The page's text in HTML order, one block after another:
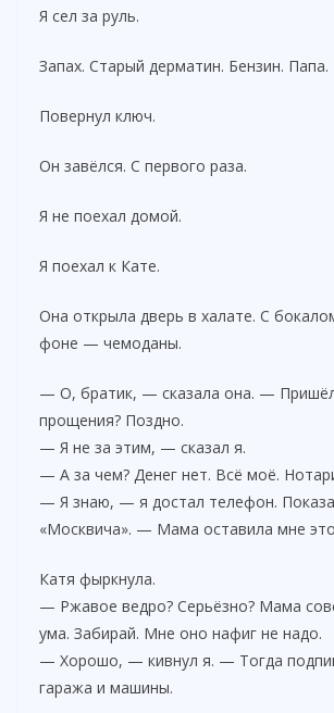
Я сел за руль.
Запах. Старый дерматин. Бензин. Папа.
Повернул ключ.
Он завёлся. С первого раза.
Я не поехал домой.
Я поехал к Кате.
Она открыла дверь в халате. С
фоне — чемоданы.
— О, братик, — сказала она. —
прощения? Поздно.
— Я не за этим, — сказал я.
— А за чем? Денег нет. Всё моё.
— Я знаю, — я достал телефон.
«Москвича». — Мама оставила мне
Катя фыркнула.
— Ржавое ведро? Серьёзно? Мама
ума. Забирай. Мне оно нафиг не надо.
— Хорошо, — кивнул я. — Тогда
гаража и машины.